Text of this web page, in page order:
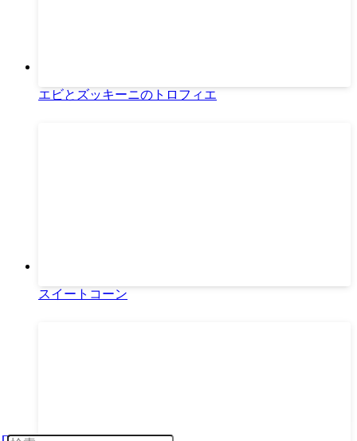
エビとズッキーニのトロフィエ
スイートコーン